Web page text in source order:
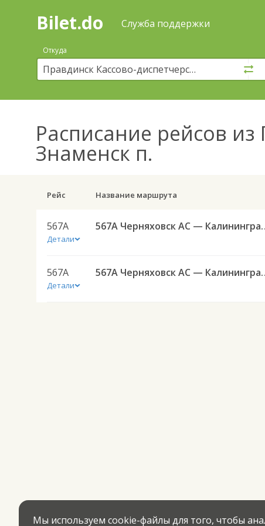
Поиск
покупка
билетов
автобус
онлайн
Bilet.do Служба поддержки
Откуда
Расписание рейсов из
Знаменск п.
Рейс Название маршрута
567А
Детали
567А Черняховск АС —
567А
Детали
567А Черняховск АС —
Мы используем cookie-файлы для того, чтобы